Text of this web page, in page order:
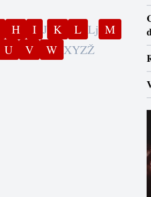
H I J K L Lj M
U V W XYZŽ